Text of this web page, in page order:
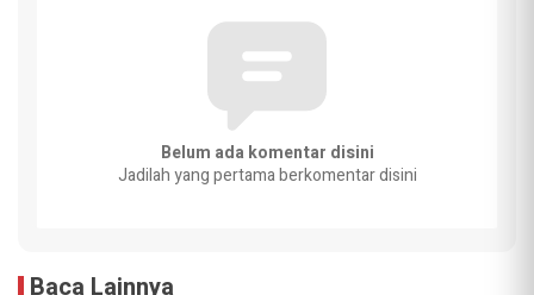
Belum ada komentar disini
Jadilah yang pertama berkomentar disini
Baca Lainnya